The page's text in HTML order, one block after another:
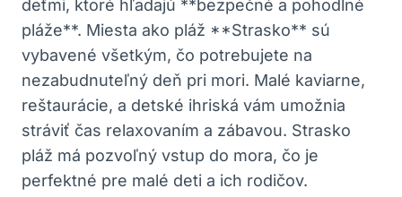
deťmi, ktoré hľadajú **bezpečné a pohodlné
pláže**. Miesta ako pláž **Strasko** sú
vybavené všetkým, čo potrebujete na
nezabudnuteľný deň pri mori. Malé kaviarne,
reštaurácie, a detské ihriská vám umožnia
stráviť čas relaxovaním a zábavou. Strasko
pláž má pozvoľný vstup do mora, čo je
perfektné pre malé deti a ich rodičov.